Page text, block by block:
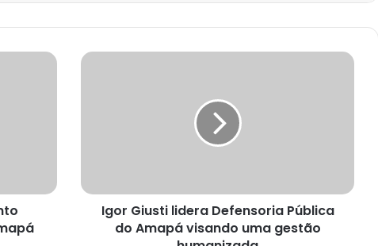
Igor Giusti lidera Defensoria Pública
do Amapá visando uma gestão